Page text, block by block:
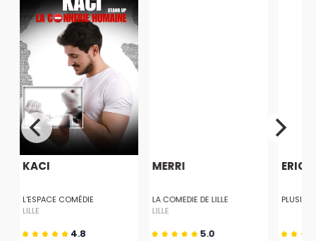
KACI
L'ESPACE COMÉDIE
LILLE
4.8
MERRI
LA COMEDIE DE LILLE
LILLE
5.0